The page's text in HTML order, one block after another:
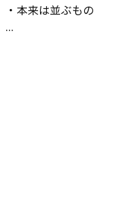
・本来は並ぶもの